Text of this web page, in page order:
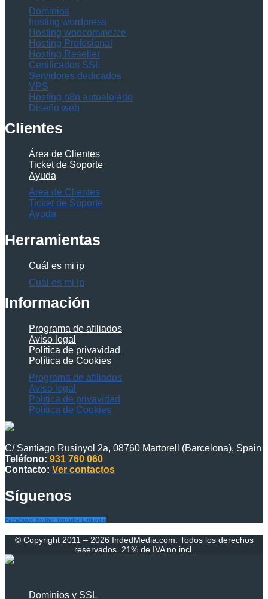
Dominios
hosting wordpress
Hosting woocommerce
Hosting Profesional
Hosting Reseller
Certificados SSL
Servidores dedicados
VPS
Hosting n8n autoalojado
Diseño web
Clientes
Área de Clientes
Ticket de Soporte
Ayuda
Área de Clientes
Ticket de Soporte
Ayuda
Herramientas
Cuál es mi ip
Cuál es mi ip
Información
Programa de afiliados
Aviso legal
Política de privavidad
Política de Cookies
Programa de afiliados
Aviso legal
Política de privavidad
Política de Cookies
C/ Santiago Rusinyol 2a, 08760 Martorell (Barcelona), Spain
Teléfono: 931 760 060
Contacto: Ver contactos
Síguenos
Facebook Twitter Youtube Linkedin
© Copyright 2011 – 2026 IndedMedia.com. Todos los derechos
reservados. 21% de IVA no incl.
Dominios y SSL